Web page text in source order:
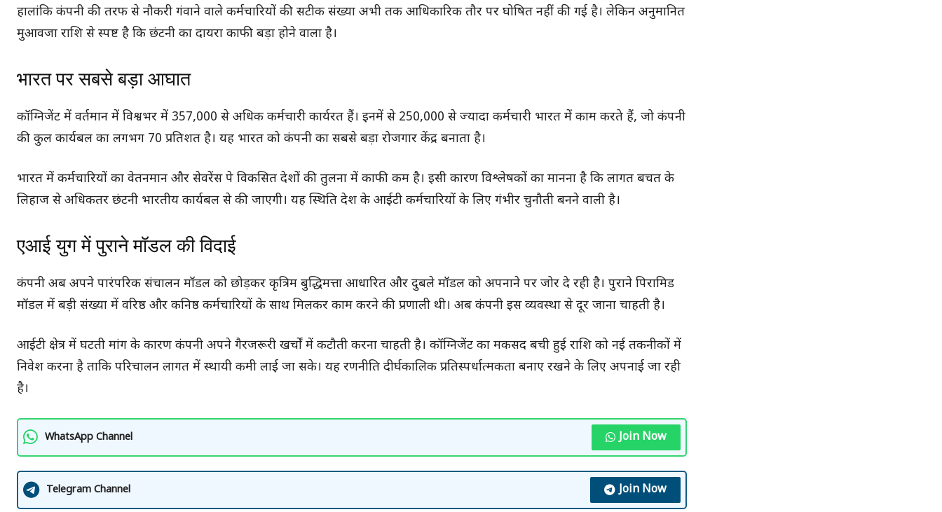
हालांकि कंपनी की तरफ से नौकरी गंवाने वाले कर्मचारियों की सटीक संख्या अभी तक आधिकारिक तौर पर घोषित नहीं की गई है। लेकिन अनुमानित
मुआवजा राशि से स्पष्ट है कि छंटनी का दायरा काफी बड़ा होने वाला है।
भारत पर सबसे बड़ा आघात
कॉग्निजेंट में वर्तमान में विश्वभर में 357,000 से अधिक कर्मचारी कार्यरत हैं। इनमें से 250,000 से ज्यादा कर्मचारी भारत में काम करते हैं, जो कंपनी
की कुल कार्यबल का लगभग 70 प्रतिशत है। यह भारत को कंपनी का सबसे बड़ा रोजगार केंद्र बनाता है।
भारत में कर्मचारियों का वेतनमान और सेवरेंस पे विकसित देशों की तुलना में काफी कम है। इसी कारण विश्लेषकों का मानना है कि लागत बचत के
लिहाज से अधिकतर छंटनी भारतीय कार्यबल से की जाएगी। यह स्थिति देश के आईटी कर्मचारियों के लिए गंभीर चुनौती बनने वाली है।
एआई युग में पुराने मॉडल की विदाई
कंपनी अब अपने पारंपरिक संचालन मॉडल को छोड़कर कृत्रिम बुद्धिमत्ता आधारित और दुबले मॉडल को अपनाने पर जोर दे रही है। पुराने पिरामिड
मॉडल में बड़ी संख्या में वरिष्ठ और कनिष्ठ कर्मचारियों के साथ मिलकर काम करने की प्रणाली थी। अब कंपनी इस व्यवस्था से दूर जाना चाहती है।
आईटी क्षेत्र में घटती मांग के कारण कंपनी अपने गैरजरूरी खर्चों में कटौती करना चाहती है। कॉग्निजेंट का मकसद बची हुई राशि को नई तकनीकों में
निवेश करना है ताकि परिचालन लागत में स्थायी कमी लाई जा सके। यह रणनीति दीर्घकालिक प्रतिस्पर्धात्मकता बनाए रखने के लिए अपनाई जा रही
है।
WhatsApp Channel Join Now
Telegram Channel Join Now